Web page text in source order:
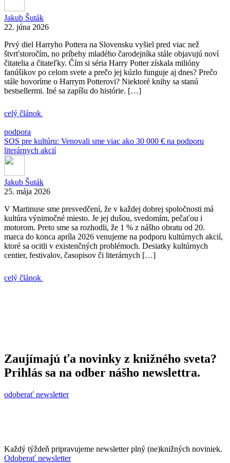
Jakub Šuták
22. júna 2026
Prvý diel Harryho Pottera na Slovensku vyšiel pred viac než
štvrťstoročím, no príbehy mladého čarodejníka stále objavujú noví
čitatelia a čitateľky. Čím si séria Harry Potter získala milióny
fanúšikov po celom svete a prečo jej kúzlo funguje aj dnes? Prečo
stále hovoríme o Harrym Potterovi? Niektoré knihy sa stanú
bestsellermi. Iné sa zapíšu do histórie. […]
celý článok
podpora
SOS pre kultúru: Venovali sme viac ako 30 000 € na podporu
literárnych akcií
Jakub Šuták
25. mája 2026
V Martinuse sme presvedčení, že v každej dobrej spoločnosti má
kultúra výnimočné miesto. Je jej dušou, svedomím, pečaťou i
motorom. Preto sme sa rozhodli, že 1 % z nášho obratu od 20.
marca do konca apríla 2026 venujeme na podporu kultúrnych akcií,
ktoré sa ocitli v existenčných problémoch. Desiatky kultúrnych
centier, festivalov, časopisov či literárnych […]
celý článok
Zaujímajú ťa novinky z knižného sveta?
Prihlás sa na odber nášho newslettra.
odoberať newsletter
Každý týždeň pripravujeme newsletter plný (ne)knižných noviniek.
Odoberať newsletter